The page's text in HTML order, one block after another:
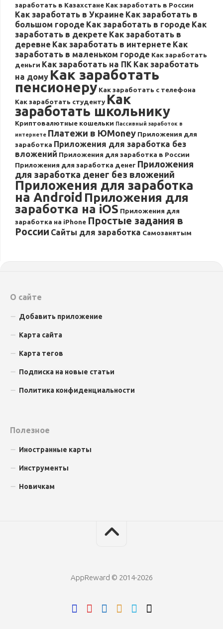
заработать в Казахстане Как заработать в России
Как заработать в Украине Как заработать в
большом городе Как заработать в городе Как
заработать в декрете Как заработать в
деревне Как заработать в интернете Как
заработать в маленьком городе Как заработать
деньги Как заработать на ПК Как заработать
на дому Как заработать
пенсионеру Как заработать с телефона
Как заработать студенту Как
заработать школьнику
Криптовалютные кошельки Пассивный заработок в
интернете Платежи в ЮMoney Приложения для
заработка Приложения для заработка без
вложений Приложения для заработка в России
Приложения для заработка денег Приложения
для заработка денег без вложений
Приложения для заработка
на Android Приложения для
заработка на iOS Приложения для
заработка на iPhone Простые задания в
России Сайты для заработка Самозанятым
О сайте
Добавить приложение
Карта сайта
Карта тегов
Подписка на новые статьи
Политика конфиденциальности
Полезное
Иностранные карты
Инструменты
Новичкам
AppReward © 2014-2026